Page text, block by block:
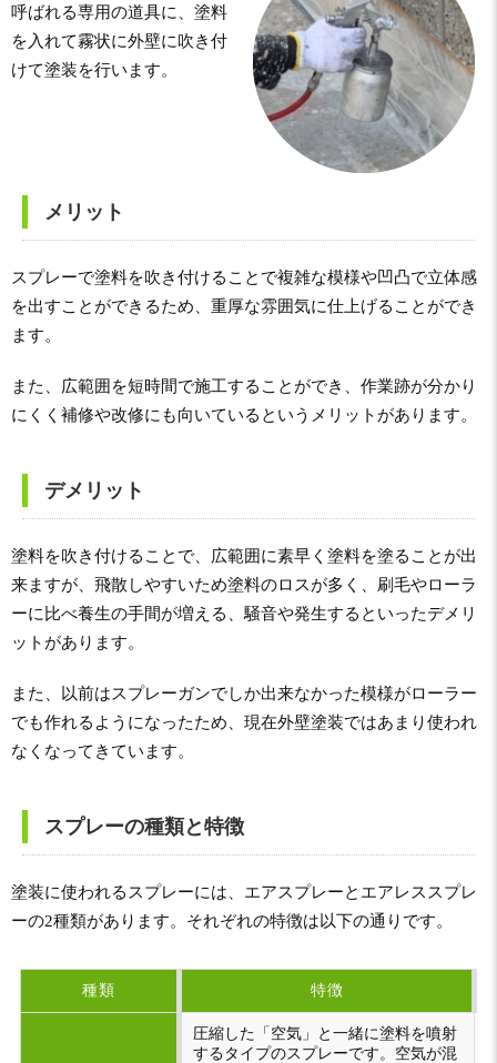
呼ばれる専用の道具に、塗料
を入れて霧状に外壁に吹き付
けて塗装を行います。
メリット
スプレーで塗料を吹き付けることで複雑な模様や凹凸で立体感
を出すことができるため、重厚な雰囲気に仕上げることができ
ます。
また、広範囲を短時間で施工することができ、作業跡が分かり
にくく補修や改修にも向いているというメリットがあります。
デメリット
塗料を吹き付けることで、広範囲に素早く塗料を塗ることが出
来ますが、飛散しやすいため塗料のロスが多く、刷毛やローラ
ーに比べ養生の手間が増える、騒音や発生するといったデメリ
ットがあります。
また、以前はスプレーガンでしか出来なかった模様がローラー
でも作れるようになったため、現在外壁塗装ではあまり使われ
なくなってきています。
スプレーの種類と特徴
塗装に使われるスプレーには、エアスプレーとエアレススプレ
ーの2種類があります。それぞれの特徴は以下の通りです。
種類 特徴
圧縮した「空気」と一緒に塗料を噴射
するタイプのスプレーです。空気が混